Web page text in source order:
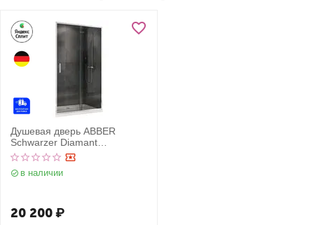
Душевая дверь ABBER
Schwarzer Diamant
AG301405
в наличии
20 200₽